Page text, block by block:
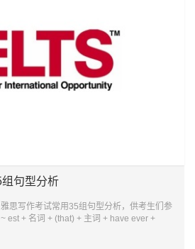
句型分析
思写作考试常用35组句型分析，供考生们参
+ 名词 + (that) + 主词 + have ever +